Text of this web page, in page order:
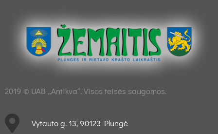
2019 © UAB „Antikva“. Visos teisės saugomos.
Vytauto g. 13, 90123 Plungė